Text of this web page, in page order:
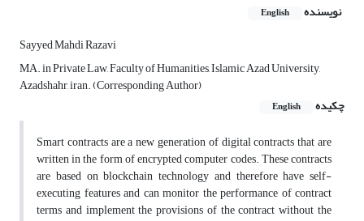
نویسنده English
Sayyed Mahdi Razavi
MA. in Private Law, Faculty of Humanities, Islamic Azad University,
Azadshahr, iran. (Corresponding Author)
چکیده
English
Smart contracts are a new generation of digital contracts that are
written in the form of encrypted computer codes. These contracts
are based on blockchain technology and therefore have self-
executing features and can monitor the performance of contract
terms and implement the provisions of the contract without the